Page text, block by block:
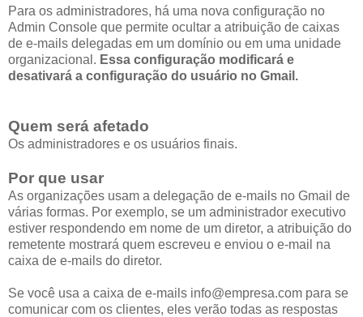
Para os administradores, há uma nova configuração no
Admin Console que permite ocultar a atribuição de caixas
de e-mails delegadas em um domínio ou em uma unidade
organizacional. Essa configuração modificará e
desativará a configuração do usuário no Gmail.
Quem será afetado
Os administradores e os usuários finais.
Por que usar
As organizações usam a delegação de e-mails no Gmail de
várias formas. Por exemplo, se um administrador executivo
estiver respondendo em nome de um diretor, a atribuição do
remetente mostrará quem escreveu e enviou o e-mail na
caixa de e-mails do diretor.
Se você usa a caixa de e-mails info@empresa.com para se
comunicar com os clientes, eles verão todas as respostas